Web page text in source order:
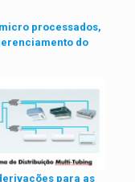
processados,
do
para as